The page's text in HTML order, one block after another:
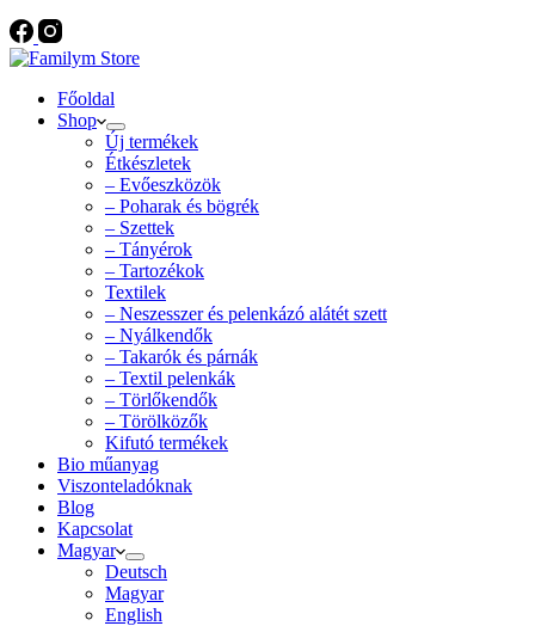
Főoldal
Shop
Új termékek
Étkészletek
– Evőeszközök
– Poharak és bögrék
– Szettek
– Tányérok
– Tartozékok
Textilek
– Neszesszer és pelenkázó alátét szett
– Nyálkendők
– Takarók és párnák
– Textil pelenkák
– Törlőkendők
– Törölközők
Kifutó termékek
Bio műanyag
Viszonteladóknak
Blog
Kapcsolat
Magyar
Deutsch
Magyar
English